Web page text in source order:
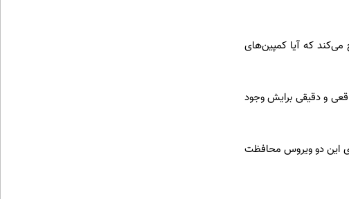
را مطرح می‌کند که آیا کمپین‌های
و دقیقی برایش وجود
هم‌زمان در برابر آنفلوآنزا و کووید-۱۹ و تمام گونه‌های این دو ویروس محافظت